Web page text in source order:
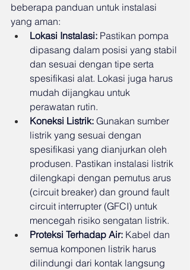
beberapa panduan untuk instalasi
yang aman:
Lokasi Instalasi: Pastikan pompa
dipasang dalam posisi yang stabil
dan sesuai dengan tipe serta
spesifikasi alat. Lokasi juga harus
mudah dijangkau untuk
perawatan rutin.
Koneksi Listrik: Gunakan sumber
listrik yang sesuai dengan
spesifikasi yang dianjurkan oleh
produsen. Pastikan instalasi listrik
dilengkapi dengan pemutus arus
(circuit breaker) dan ground fault
circuit interrupter (GFCI) untuk
mencegah risiko sengatan listrik.
Proteksi Terhadap Air: Kabel dan
semua komponen listrik harus
dilindungi dari kontak langsung